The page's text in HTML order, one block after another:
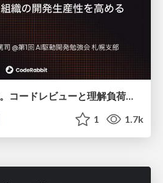
AIコーディングの次。コードレビューと理解負荷を解消して組織の開発生産性を高める
1 1.7k